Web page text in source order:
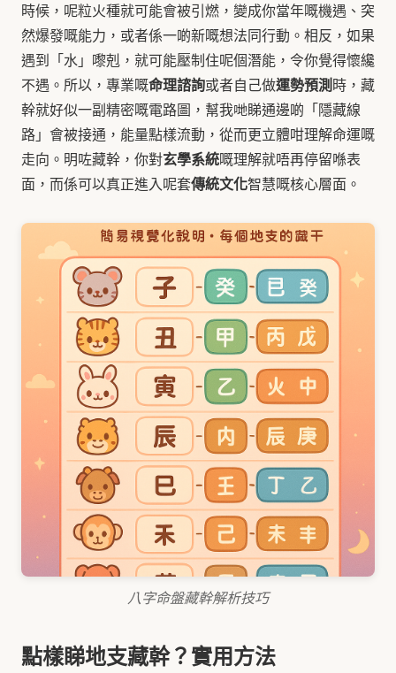
時候，呢粒火種就可能會被引燃，變成你當年嘅機遇、突
然爆發嘅能力，或者係一啲新嘅想法同行動。相反，如果
遇到「水」嚟剋，就可能壓制住呢個潛能，令你覺得懷纔
不遇。所以，專業嘅命理諮詢或者自己做運勢預測時，藏
幹就好似一副精密嘅電路圖，幫我哋睇通邊啲「隱藏線
路」會被接通，能量點樣流動，從而更立體咁理解命運嘅
走向。明咗藏幹，你對玄學系統嘅理解就唔再停留喺表
面，而係可以真正進入呢套傳統文化智慧嘅核心層面。
八字命盤藏幹解析技巧
點樣睇地支藏幹？實用方法